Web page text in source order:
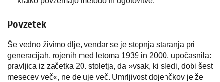
Povzetek
Še vedno živimo dlje, vendar se je stopnja staranja pri
generacijah, rojenih med letoma 1939 in 2000, upočasnila:
pravljica iz začetka 20. stoletja, da »vsak, ki sledi, dobi šest
mesecev več«, ne deluje več. Umrljivost dojenčkov je že